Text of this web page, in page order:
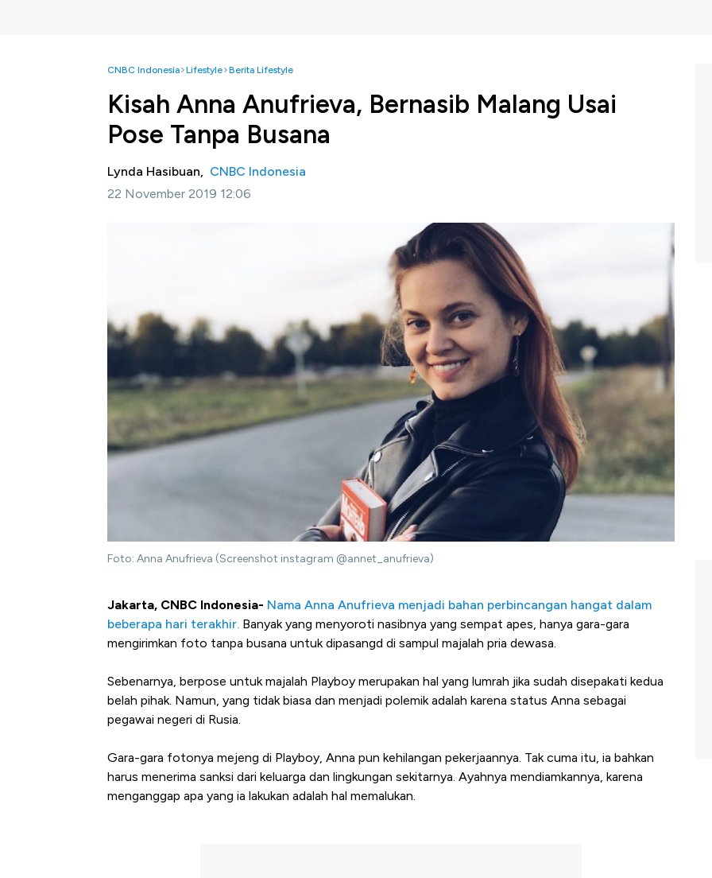
CNBC Indonesia Lifestyle Berita Lifestyle
Kisah Anna Anufrieva, Bernasib Malang Usai
Pose Tanpa Busana
Lynda Hasibuan, CNBC Indonesia
22 November 2019 12:06
Foto: Anna Anufrieva (Screenshot instagram @annet_anufrieva)
Jakarta, CNBC Indonesia- Nama Anna Anufrieva menjadi bahan perbincangan hangat dalam
beberapa hari terakhir. Banyak yang menyoroti nasibnya yang sempat apes, hanya gara-gara
mengirimkan foto tanpa busana untuk dipasangd di sampul majalah pria dewasa.
Sebenarnya, berpose untuk majalah Playboy merupakan hal yang lumrah jika sudah disepakati kedua
belah pihak. Namun, yang tidak biasa dan menjadi polemik adalah karena status Anna sebagai
pegawai negeri di Rusia.
Gara-gara fotonya mejeng di Playboy, Anna pun kehilangan pekerjaannya. Tak cuma itu, ia bahkan
harus menerima sanksi dari keluarga dan lingkungan sekitarnya. Ayahnya mendiamkannya, karena
menganggap apa yang ia lakukan adalah hal memalukan.